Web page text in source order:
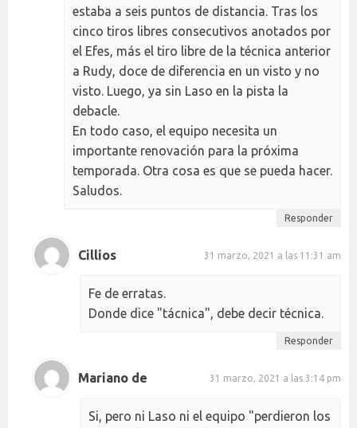
estaba a seis puntos de distancia. Tras los
cinco tiros libres consecutivos anotados por
el Efes, más el tiro libre de la técnica anterior
a Rudy, doce de diferencia en un visto y no
visto. Luego, ya sin Laso en la pista la
debacle.
En todo caso, el equipo necesita un
importante renovación para la próxima
temporada. Otra cosa es que se pueda hacer.
Saludos.
Responder
Cillios 31 marzo, 2021 a las 11:31 am
Fe de erratas.
Donde dice "tácnica", debe decir técnica.
Responder
Mariano de 31 marzo, 2021 a las 3:14 pm
Si, pero ni Laso ni el equipo "perdieron los